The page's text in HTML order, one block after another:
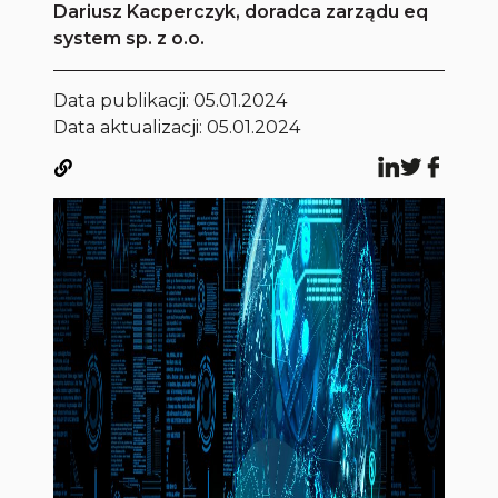
Dariusz Kacperczyk, doradca zarządu eq
system sp. z o.o.
Data publikacji:05.01.2024
Data aktualizacji: 05.01.2024